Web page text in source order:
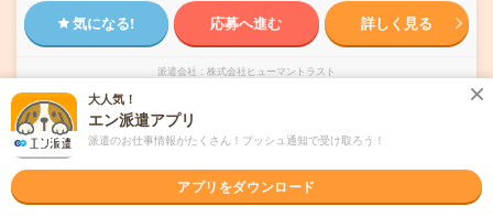
気になる! 応募へ進む 詳しく見る
派遣会社 株式会社ヒューマントラスト
未読 掲載日 2026/08/09
【高時給！即日～長期】未経験OK！週3日～
OK＊行政施設の夜間総合受付
大人気！
エン派遣アプリ
派遣のお仕事情報がたくさん！プッシュ通知で受け取ろう！
アプリをダウンロード